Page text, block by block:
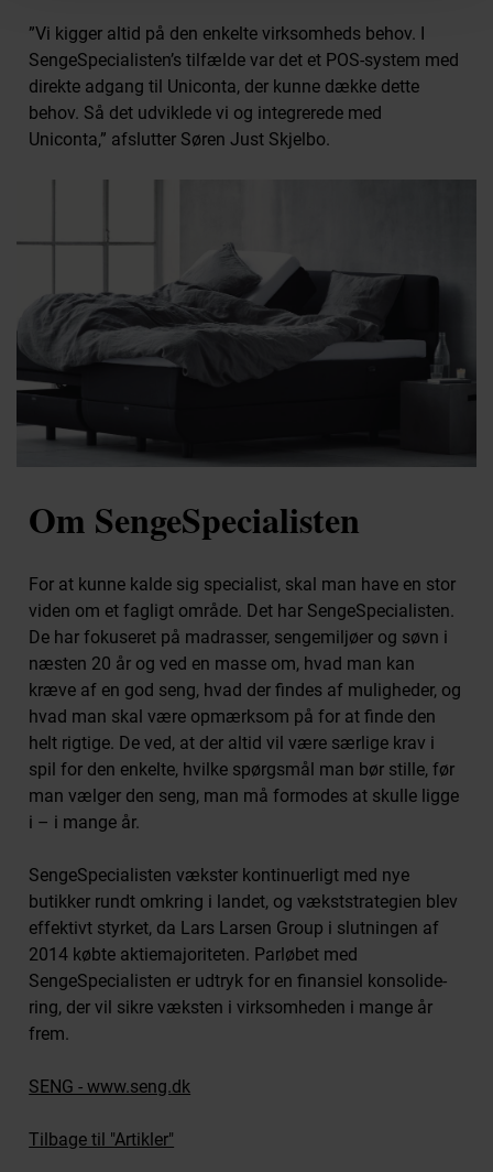
”Vi kigger altid på den enkelte virksomheds behov. I
SengeSpecialisten’s tilfælde var det et POS-system med
direkte adgang til Uniconta, der kunne dække dette
behov. Så det udviklede vi og integrerede med
Uniconta,” afslutter Søren Just Skjelbo.
Om SengeSpecialisten
For at kunne kalde sig specialist, skal man have en stor
viden om et fagligt område. Det har SengeSpecialisten.
De har fokuseret på madrasser, sengemiljøer og søvn i
næsten 20 år og ved en masse om, hvad man kan
kræve af en god seng, hvad der findes af muligheder, og
hvad man skal være opmærk­som på for at finde den
helt rigtige. De ved, at der altid vil være sær­lige krav i
spil for den enkelte, hvilke spørgsmål man bør stille, før
man vælger den seng, man må formodes at skulle ligge
i – i mange år.
SengeSpecialisten vækster kontinuerligt med nye
butikker rundt om­kring i landet, og vækststrategien blev
effektivt styrket, da Lars Larsen Group i slutningen af
2014 købte ak­tie­majori­teten. Parløbet med
SengeSpecialisten er udtryk for en finansiel konsolide­
ring, der vil sikre væksten i virksomheden i mange år
frem.
SENG - www.seng.dk
Tilbage til "Artikler"